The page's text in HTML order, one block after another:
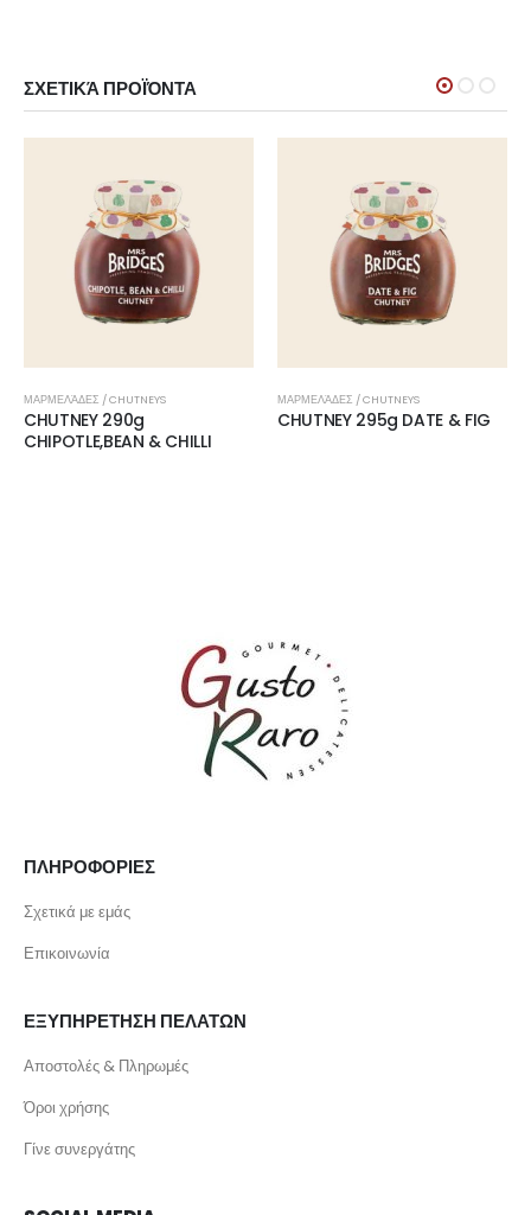
ΣΧΕΤΙΚΆ ΠΡΟΪΌΝΤΑ
ΜΑΡΜΕΛΆΔΕΣ / CHUTNEYS
CHUTNEY 290g
CHIPOTLE,BEAN & CHILLI
ΜΑΡΜΕΛΆΔΕΣ / CHUTNEYS
CHUTNEY 295g DATE & FIG
ΠΛΗΡΟΦΟΡΙΕΣ
Σχετικά με εμάς
Επικοινωνία
ΕΞΥΠΗΡΕΤΗΣΗ ΠΕΛΑΤΩΝ
Αποστολές & Πληρωμές
Όροι χρήσης
Γίνε συνεργάτης